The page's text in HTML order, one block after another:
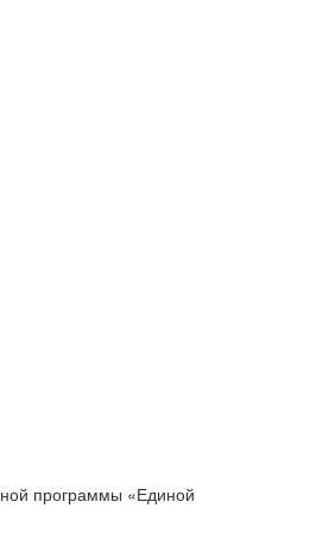
программы «Единой